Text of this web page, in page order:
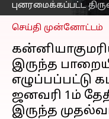
புனரமைக்கப்பட்ட
செய்தி முன்னோட்டம்
இருந்த
எழுப்பப்பட்டு
ஜனவரி 1ம்
இருந்த